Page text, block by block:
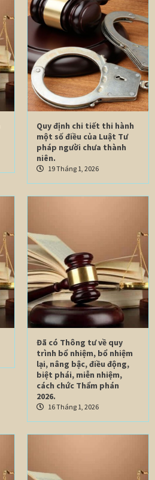
Quy định chi tiết thi hành
một số điều của Luật Tư
pháp người chưa thành
niên.
19 Tháng 1, 2026
Đã có Thông tư về quy
trình bổ nhiệm, bổ nhiệm
lại, nâng bậc, điều động,
biệt phái, miễn nhiệm,
cách chức Thẩm phán
2026.
16 Tháng 1, 2026